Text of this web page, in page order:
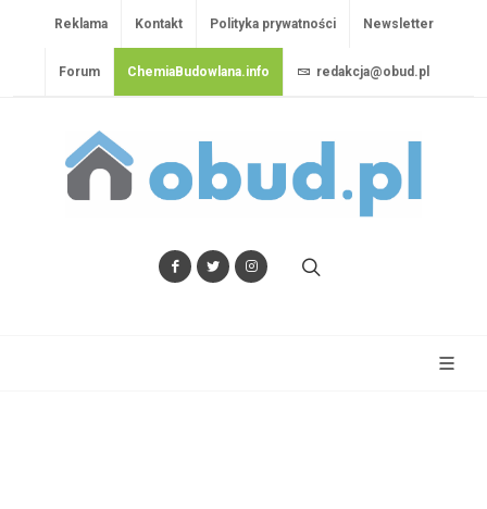
Reklama Kontakt Polityka prywatności Newsletter
Forum ChemiaBudowlana.info redakcja@obud.pl